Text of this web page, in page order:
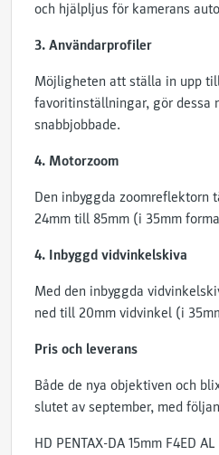
och hjälpljus för kamerans
3. Användarprofiler
Möjligheten att ställa in upp
favoritinställningar, gör dessa
snabbjobbade.
4. Motorzoom
Den inbyggda zoomreflektorn
24mm till 85mm (i 35mm
4. Inbyggd vidvinkelskiva
Med den inbyggda
ned till 20mm vidvinkel (i
Pris och leverans
Både de nya objektiven och
slutet av september, med
HD PENTAX-DA 15mm F4ED